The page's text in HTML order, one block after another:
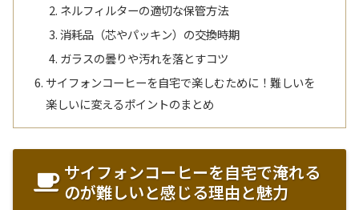
ネルフィルターの適切な保管方法
消耗品（芯やパッキン）の交換時期
ガラスの曇りや汚れを落とすコツ
サイフォンコーヒーを自宅で楽しむために！難しいを
楽しいに変えるポイントのまとめ
サイフォンコーヒーを自宅で淹れる
のが難しいと感じる理由と魅力